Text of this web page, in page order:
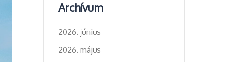
Archívum
2026. június
2026. május